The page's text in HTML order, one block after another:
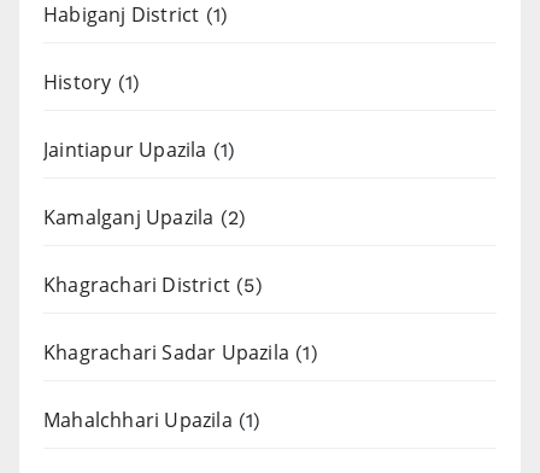
Habiganj District (1)
History (1)
Jaintiapur Upazila (1)
Kamalganj Upazila (2)
Khagrachari District (5)
Khagrachari Sadar Upazila (1)
Mahalchhari Upazila (1)